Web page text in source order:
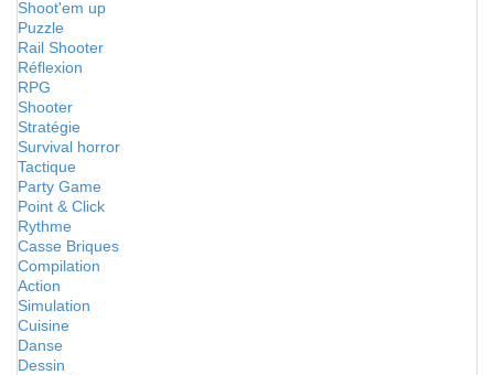
Shoot'em up
Puzzle
Rail Shooter
Réflexion
RPG
Shooter
Stratégie
Survival horror
Tactique
Party Game
Point & Click
Rythme
Casse Briques
Compilation
Action
Simulation
Cuisine
Danse
Dessin